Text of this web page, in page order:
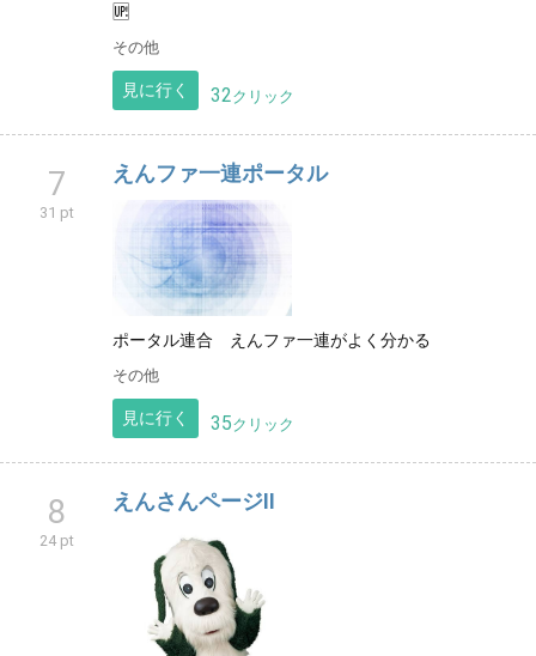
🆙
その他
見に行く 32クリック
7
31 pt
えんファ一連ポータル
ポータル連合 えんファ一連がよく分かる
その他
見に行く 35クリック
8
24 pt
えんさんページⅡ